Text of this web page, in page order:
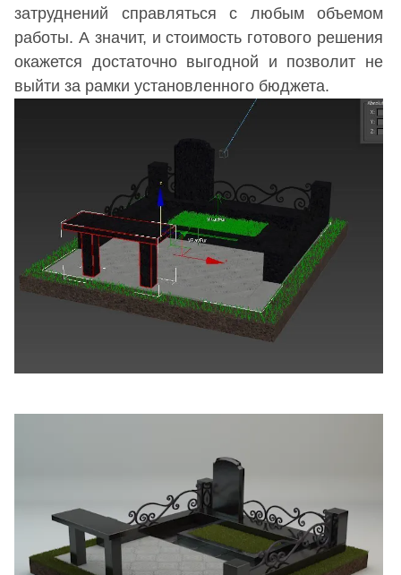
затруднений справляться с любым объемом
работы. А значит, и стоимость готового решения
окажется достаточно выгодной и позволит не
выйти за рамки установленного бюджета.